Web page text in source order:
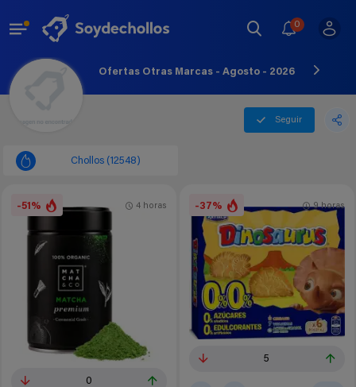
0
Ofertas Otras Marcas - Agosto - 2026
Seguir
Chollos (12548)
-51%
0
4 horas -37%
5
9 horas